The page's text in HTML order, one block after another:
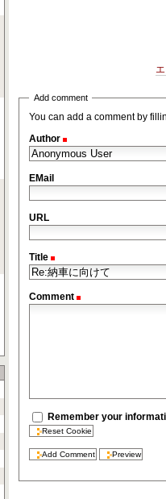
Add comment
You can add a comment by
Author
EMail
URL
Title
Comment
Remember your